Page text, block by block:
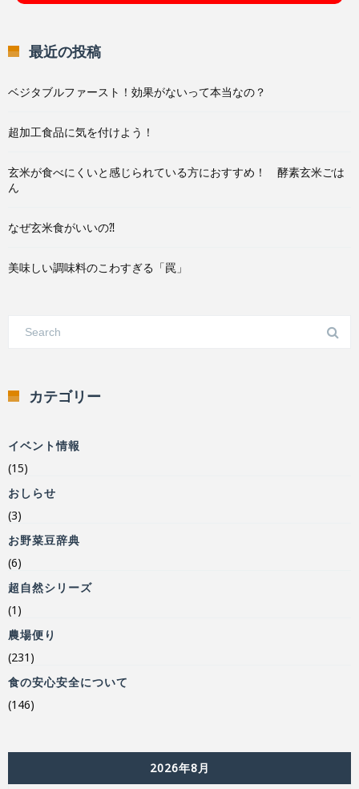
最近の投稿
ベジタブルファースト！効果がないって本当なの？
超加工食品に気を付けよう！
玄米が食べにくいと感じられている方におすすめ！ 酵素玄米ごは
ん
なぜ玄米食がいいの⁈
美味しい調味料のこわすぎる「罠」
カテゴリー
イベント情報
(15)
おしらせ
(3)
お野菜豆辞典
(6)
超自然シリーズ
(1)
農場便り
(231)
食の安心安全について
(146)
2026年8月